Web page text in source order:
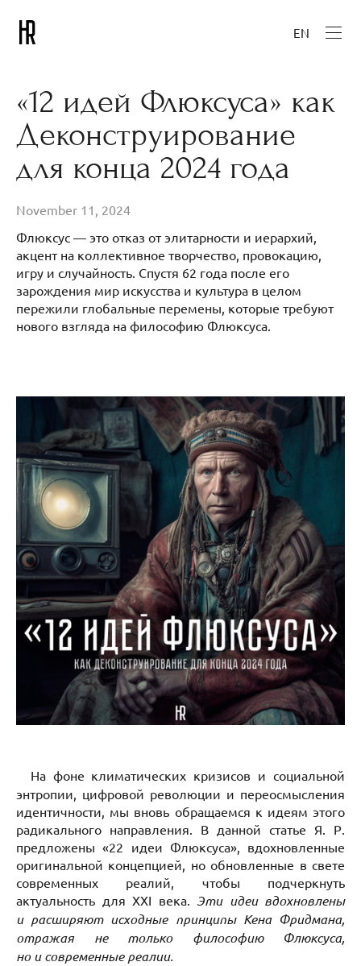
EN
«12 идей Флюксуса» как
Деконструирование
для конца 2024 года
November 11, 2024
Флюксус — это отказ от элитарности и иерархий,
акцент на коллективное творчество, провокацию,
игру и случайность. Спустя 62 года после его
зарождения мир искусства и культура в целом
пережили глобальные перемены, которые требуют
нового взгляда на философию Флюксуса.
На фоне климатических кризисов и социальной
энтропии, цифровой революции и переосмысления
идентичности, мы вновь обращаемся к идеям этого
радикального направления. В данной статье Я. Р.
предложены «22 идеи Флюксуса», вдохновленные
оригинальной концепцией, но обновленные в свете
современных реалий, чтобы подчеркнуть
актуальность для XXI века. Эти идеи вдохновлены
и расширяют исходные принципы Кена Фридмана,
отражая не только философию Флюксуса,
но и современные реалии.